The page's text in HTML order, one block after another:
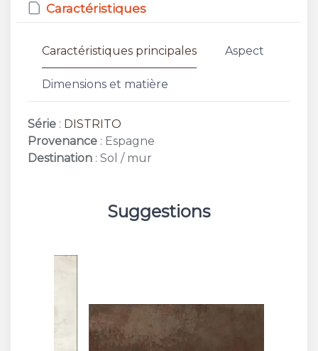
Caractéristiques
Caractéristiques principales Aspect
Dimensions et matière
Série : DISTRITO
Provenance : Espagne
Destination : Sol / mur
Suggestions